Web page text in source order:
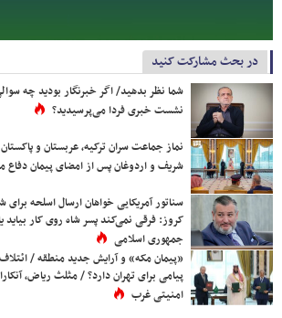
در بحث مشارکت کنید
شما نظر بدهید/ اگر خبرنگار بودید چه
نشست خبری فردا می‌پرسیدید؟
نماز جماعت سران ترکیه، عربستان و
شریف و اردوغان پس از امضای پیمان دفاع
سناتور آمریکایی خواهان ارسال اسلحه
کروز: فرقی نمی‌کند پسر شاه روی کار
جمهوری اسلامی
«پیمان مکه» و آرایش جدید منطقه /
پیامی برای تهران دارد؟ / مثلث ریاض،
امنیتی غرب